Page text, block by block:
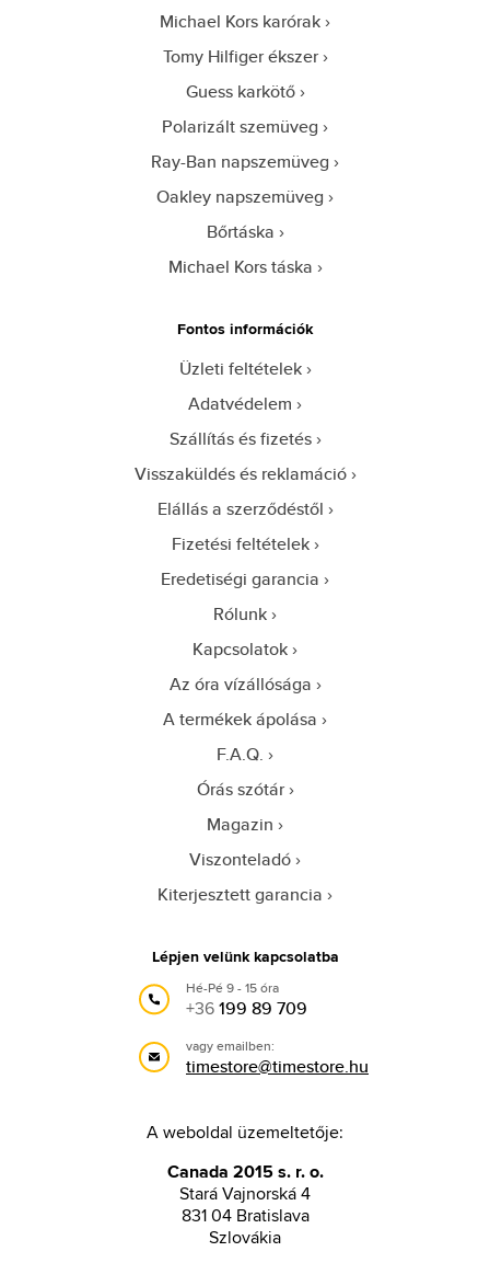
Michael Kors karórak
Tomy Hilfiger ékszer
Guess karkötő
Polarizált szemüveg
Ray-Ban napszemüveg
Oakley napszemüveg
Bőrtáska
Michael Kors táska
Fontos információk
Üzleti feltételek
Adatvédelem
Szállítás és fizetés
Visszaküldés és reklamáció
Elállás a szerződéstől
Fizetési feltételek
Eredetiségi garancia
Rólunk
Kapcsolatok
Az óra vízállósága
A termékek ápolása
F.A.Q.
Órás szótár
Magazin
Viszonteladó
Kiterjesztett garancia
Lépjen velünk kapcsolatba
Hé-Pé 9 - 15 óra
+36199 89 709
vagy emailben:
timestore@timestore.hu
A weboldal üzemeltetője:
Canada 2015 s. r. o.
Stará Vajnorská 4
831 04 Bratislava
Szlovákia